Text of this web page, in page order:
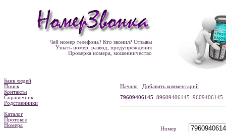
Чей номер телефона? Кто звонил? Отзывы
Узнать номер, развод, предупреждения
Проверка номера, мошенничество
Банк людей
Поиск
Контакты
Справочник
Родственники
Каталог
Протокол
Номера
Начало
Добавить комментарий
79609406145 89609406145 9609406145
Номер